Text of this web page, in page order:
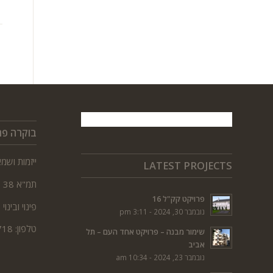
LATEST PROJECTS
פרויקט קק"ל 16
נובמבר 30, 2024 - 3:11 pm
שימור מבנה – פרויקט אחד העם – תל
אביב
נובמבר 23, 2024 - 10:34 am
בוקרה
ייזמות
תמ"א 38
פינוי ובינוי
טלפון: 1-800-800-718